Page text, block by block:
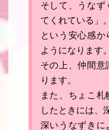
そして、うなず
てくれている」。
という安心感か
ようになります。
その上、仲間意
ります。
また、ちょこ
したときには、
深いうなずきに